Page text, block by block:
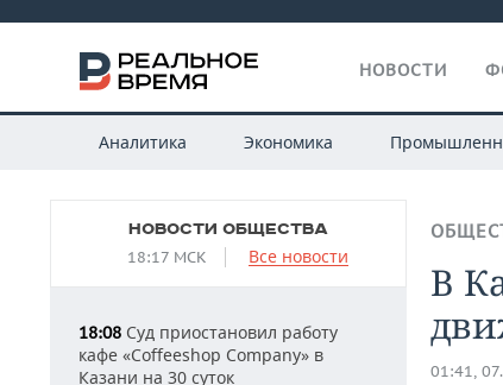
НОВОСТИ
Аналитика Экономика
НОВОСТИ ОБЩЕСТВА
18:17 МСК Все новости
18:08 Суд приостановил работу
кафе «Coffeeshop Company» в
Казани на 30 суток
В
01:41,